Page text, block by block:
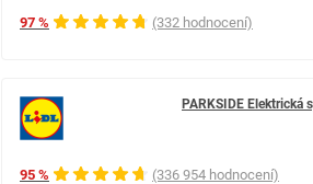
97 % (332 hodnocení)
95 % (336 954 hodnocení)
PARKSIDE Elektrická